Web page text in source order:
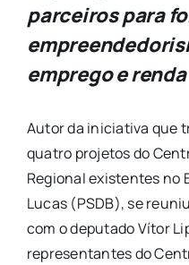
parceiros para
emprego e renda
Autor da iniciativa que
quatro projetos do
Regional existentes no
Lucas (PSDB), se
com o deputado Vítor
representantes do